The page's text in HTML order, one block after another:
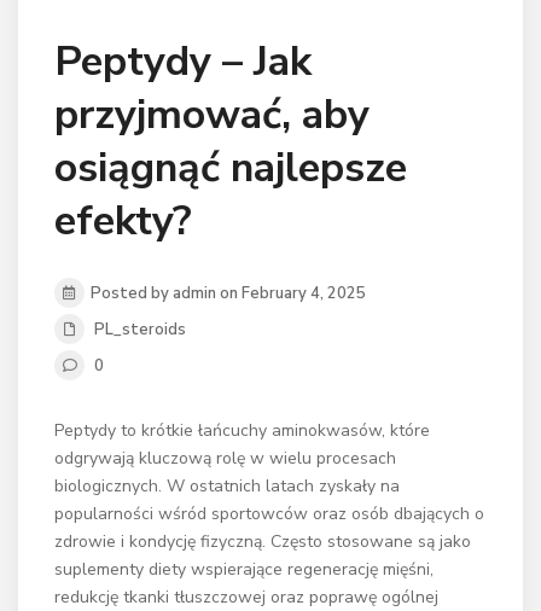
Peptydy – Jak
przyjmować, aby
osiągnąć najlepsze
efekty?
Posted by admin on February 4, 2025
PL_steroids
0
Peptydy to krótkie łańcuchy aminokwasów, które
odgrywają kluczową rolę w wielu procesach
biologicznych. W ostatnich latach zyskały na
popularności wśród sportowców oraz osób dbających o
zdrowie i kondycję fizyczną. Często stosowane są jako
suplementy diety wspierające regenerację mięśni,
redukcję tkanki tłuszczowej oraz poprawę ogólnej